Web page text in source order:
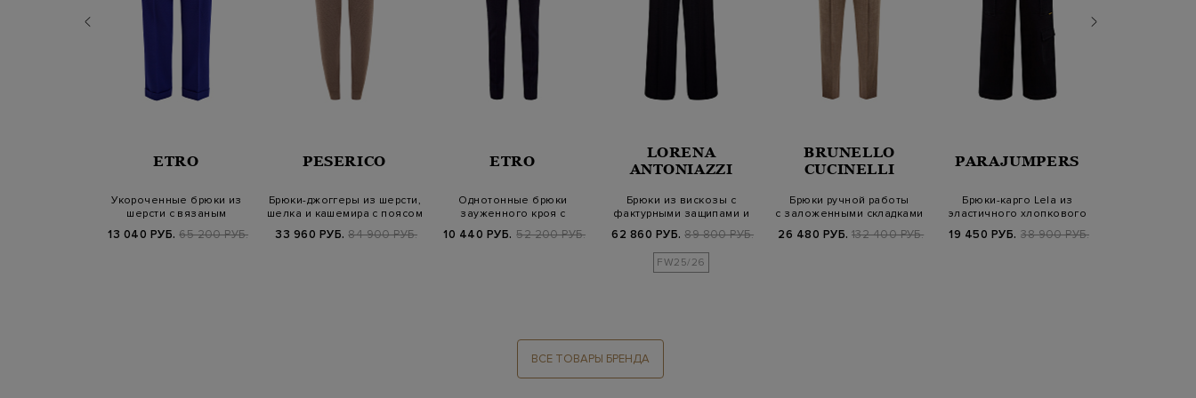
ETRO
Укороченные брюки из
шерсти с вязаным
13 040 РУБ. 65 200 РУБ.
PESERICO
Брюки-джоггеры из шерсти,
шелка и кашемира с поясом
33 960 РУБ. 84 900 РУБ.
ETRO
Однотонные брюки
зауженного кроя с
10 440 РУБ. 52 200 РУБ.
LORENA
ANTONIAZZI
Брюки из вискозы с
фактурными защипами и
62 860 РУБ. 89 800 РУБ.
FW25/26
BRUNELLO
CUCINELLI
Брюки ручной работы
с заложенными складками
26 480 РУБ. 132 400 РУБ.
PARAJUMPERS
Брюки-карго Lela из
эластичного хлопкового
19 450 РУБ. 38 900 РУБ.
ВСЕ ТОВАРЫ БРЕНДА